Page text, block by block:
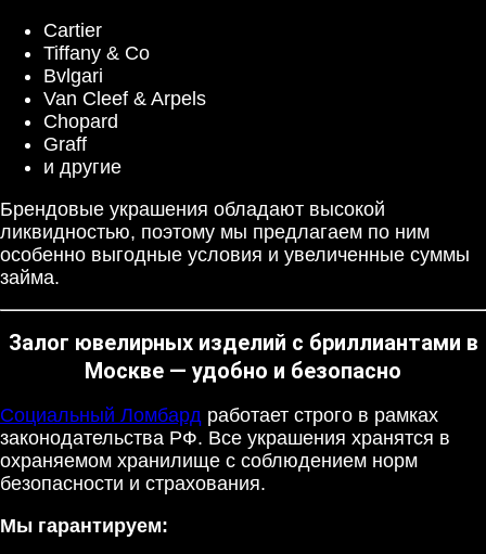
Cartier
Tiffany & Co
Bvlgari
Van Cleef & Arpels
Chopard
Graff
и другие
Брендовые украшения обладают высокой
ликвидностью, поэтому мы предлагаем по ним
особенно выгодные условия и увеличенные суммы
займа.
Залог ювелирных изделий с бриллиантами в
Москве — удобно и безопасно
Социальный Ломбард работает строго в рамках
законодательства РФ. Все украшения хранятся в
охраняемом хранилище с соблюдением норм
безопасности и страхования.
Мы гарантируем: